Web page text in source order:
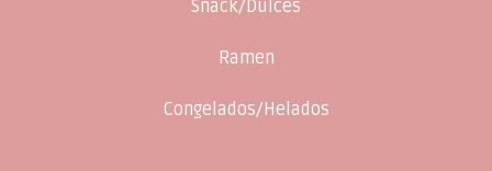
Snack/Dulces
Ramen
Congelados/Helados